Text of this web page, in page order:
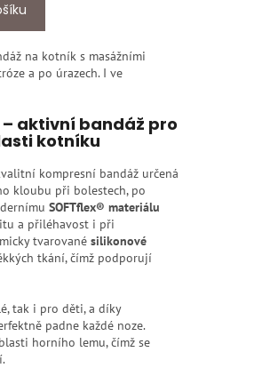
na kotník s masážními
a po úrazech. I ve
– aktivní bandáž pro
kotníku
kompresní bandáž určená
kloubu při bolestech, po
SOFTflex® materiálu
a přiléhavost i při
tvarované silikonové
tkání, čímž podporují
tak i pro děti, a díky
padne každé noze.
horního lemu, čímž se